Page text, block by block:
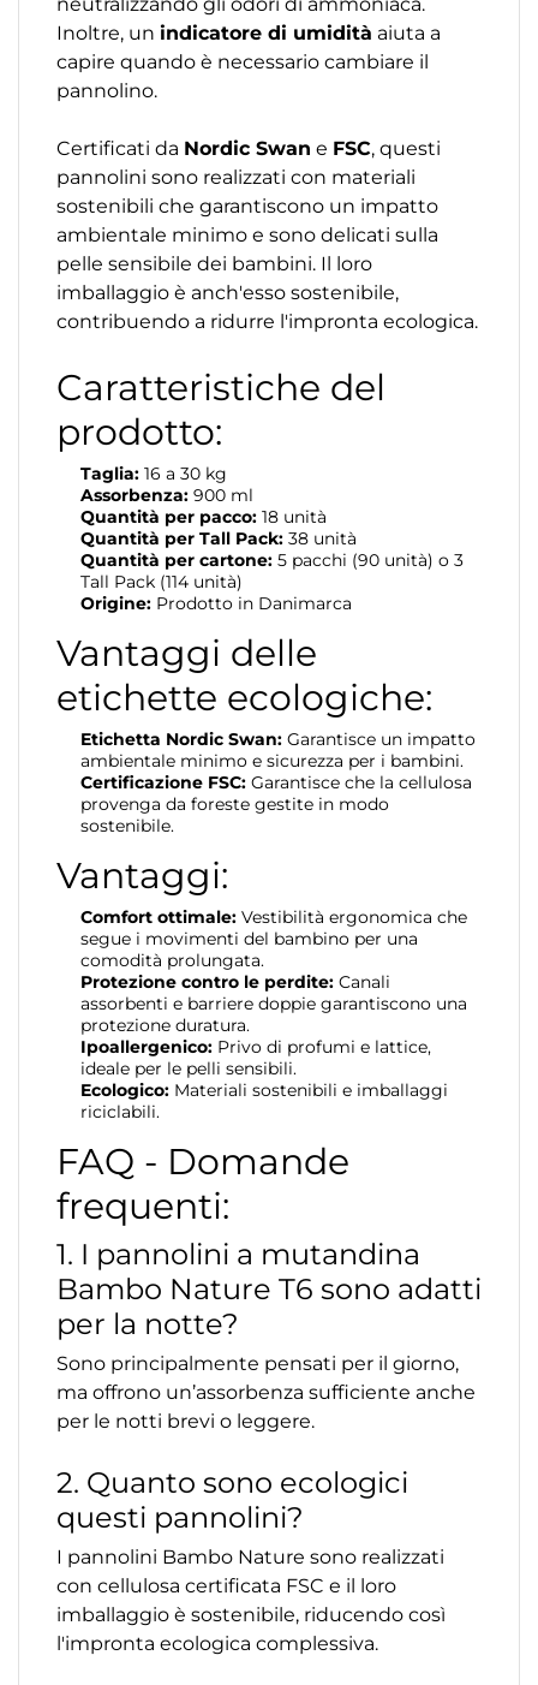
Inoltre, un indicatore di umidità aiuta a
capire quando è necessario cambiare il
pannolino.
Certificati da Nordic Swan e FSC, questi
pannolini sono realizzati con materiali
sostenibili che garantiscono un impatto
ambientale minimo e sono delicati sulla
pelle sensibile dei bambini. Il loro
imballaggio è anch'esso sostenibile,
contribuendo a ridurre l'impronta ecologica.
Caratteristiche del
prodotto:
Taglia: 16 a 30 kg
Assorbenza: 900 ml
Quantità per pacco: 18 unità
Quantità per Tall Pack: 38 unità
Quantità per cartone: 5 pacchi (90 unità) o 3
Tall Pack (114 unità)
Origine: Prodotto in Danimarca
Vantaggi delle
etichette ecologiche:
Etichetta Nordic Swan: Garantisce un impatto
ambientale minimo e sicurezza per i bambini.
Certificazione FSC: Garantisce che la cellulosa
provenga da foreste gestite in modo
sostenibile.
Vantaggi:
Comfort ottimale: Vestibilità ergonomica che
segue i movimenti del bambino per una
comodità prolungata.
Protezione contro le perdite: Canali
assorbenti e barriere doppie garantiscono una
protezione duratura.
Ipoallergenico: Privo di profumi e lattice,
ideale per le pelli sensibili.
Ecologico: Materiali sostenibili e imballaggi
riciclabili.
FAQ - Domande
frequenti:
1. I pannolini a mutandina
Bambo Nature T6 sono adatti
per la notte?
Sono principalmente pensati per il giorno,
ma offrono un’assorbenza sufficiente anche
per le notti brevi o leggere.
2. Quanto sono ecologici
questi pannolini?
I pannolini Bambo Nature sono realizzati
con cellulosa certificata FSC e il loro
imballaggio è sostenibile, riducendo così
l'impronta ecologica complessiva.